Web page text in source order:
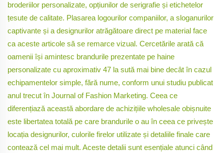
broderiilor personalizate, opțiunilor de serigrafie și etichetelor
țesute de calitate. Plasarea logourilor companiilor, a sloganurilor
captivante și a designurilor atrăgătoare direct pe material face
ca aceste articole să se remarce vizual. Cercetările arată că
oamenii își amintesc brandurile prezentate pe haine
personalizate cu aproximativ 47 la sută mai bine decât în cazul
echipamentelor simple, fără nume, conform unui studiu publicat
anul trecut în Journal of Fashion Marketing. Ceea ce
diferențiază această abordare de achizițiile wholesale obișnuite
este libertatea totală pe care brandurile o au în ceea ce privește
locația designurilor, culorile firelor utilizate și detaliile finale care
contează cel mai mult. Aceste detalii sunt esențiale atunci când